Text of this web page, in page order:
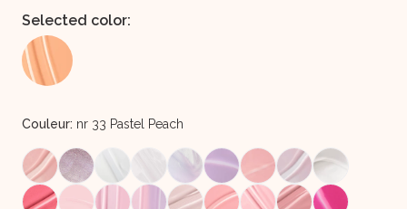
Selected color:
Couleur: nr 33 Pastel Peach